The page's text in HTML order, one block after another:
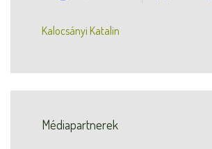
Kalocsányi Katalin
Médiapartnerek